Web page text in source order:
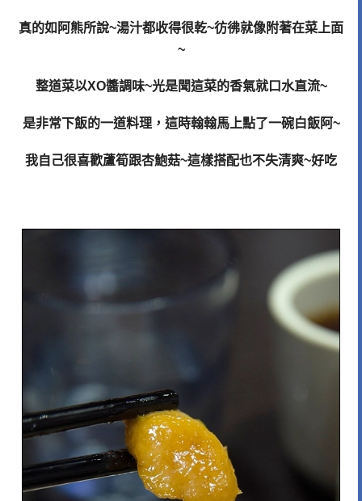
真的如阿熊所說~湯汁都收得很乾~彷彿就像附著在菜上面
~
整道菜以XO醬調味~光是聞這菜的香氣就口水直流~
是非常下飯的一道料理，這時翰翰馬上點了一碗白飯阿~
我自己很喜歡蘆筍跟杏鮑菇~這樣搭配也不失清爽~好吃